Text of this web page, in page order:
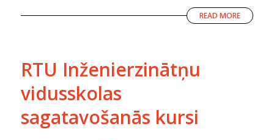
READ MORE
RTU Inženierzinātņu
vidusskolas
sagatavošanās kursi